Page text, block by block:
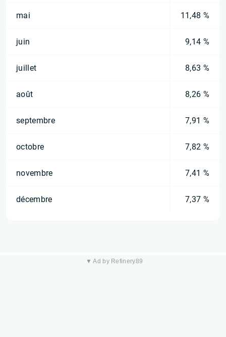
mai 11,48 %
juin 9,14 %
juillet 8,63 %
août 8,26 %
septembre 7,91 %
octobre 7,82 %
novembre 7,41 %
décembre 7,37 %
▼ Ad by Refinery89